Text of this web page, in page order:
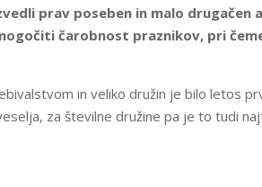
prav poseben in malo drugačen
čarobnost praznikov, pri
in veliko družin je bilo letos
za številne družine pa je to tudi